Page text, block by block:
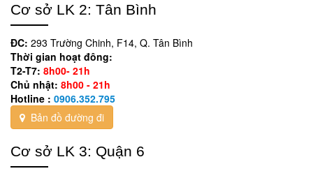
Cơ sở LK 2: Tân Bình
ĐC: 293 Trường Chinh, F14, Q. Tân Bình
Thời gian hoạt đông:
T2-T7: 8h00- 21h
Chủ nhật: 8h00 - 21h
Hotline : 0906.352.795
Bản đồ đường đi
Cơ sở LK 3: Quận 6